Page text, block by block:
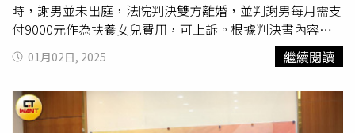
作）。5.與公務機關和民眾相關等公務郵件，不得再使用快
捷，影響收件時效。6. 衛生用品減供，現有庫存量用罄後，
就不再提供；拔燈管，目前已經減超過1600盞。​洪申翰
說，以上都還只是「一般行政」這項被刪凍的影響，不計其
他業務費「被不分青紅皂白的」亂砍受到的衝擊。洪申翰強
調，上述每一項影響，都會直接或間接降低一個行政機關的
運作效能，甚至衝擊到民眾接受到的服務品質。同時，不只
時，謝男並未出庭，法院判決雙方離婚，並判謝男每月需支
付9000元作為扶養女兒費用，可上訴。根據判決書內容指
出，2023年2月謝男與陳女一家3口曾一同環島旅遊，卻在
同年7月無預警失聯。陳女多次撥打電話聯繫不到謝男，後
來發現銀行帳戶內的存款已被謝男領空，僅剩下87元。陳女
報案後經警方與社工協助，因為要獨自照顧年幼女兒，陳女
目前只能依靠政府
育嬰津貼與慈善機構補助租屋生活。陳女
01月02日, 2025 繼續閱讀